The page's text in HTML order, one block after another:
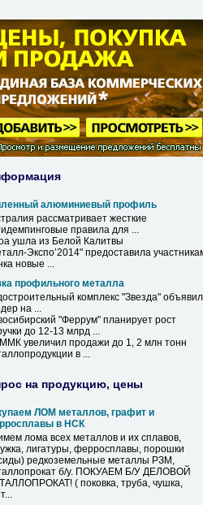
алюминиевый профиль
рассматривает жесткие
правила для ...
ушла из Белой Калитвы
Экспо’2014" предоставила
новые ...
профильного металла
комплекс "Звезда" объявил
на ...
"Феррум" планирует рост
до 12-13 млрд ...
увеличил продажи до 1, 2 млн тонн
в ...
на продукцию, цены
ЛОМ металлов, графит и
в НСК
лома всех металлов и их сплавов,
лигатуры, ферросплавы, порошки
редкоземельные металлы РЗМ,
б/у. ПОКУАЕМ Б/У ДЕЛОВОЙ
( поковка, труба, чушка,